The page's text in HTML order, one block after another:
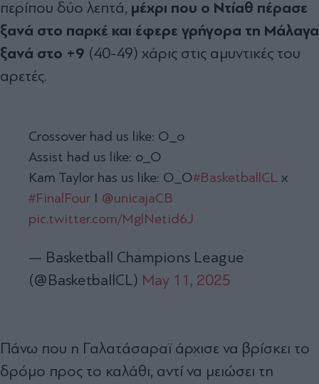
περίπου δύο λεπτά, μέχρι που ο Ντίαθ πέρασε
ξανά στο παρκέ και έφερε γρήγορα τη Μάλαγα
ξανά στο +9 (40-49) χάρις στις αμυντικές του
αρετές.
Crossover had us like: O_o
Assist had us like: o_O
Kam Taylor has us like: O_O#BasketballCL x
#FinalFour I @unicajaCB
pic.twitter.com/MglNetid6J
— Basketball Champions League
(@BasketballCL) May 11, 2025
Πάνω που η Γαλατάσαραϊ άρχισε να βρίσκει το
δρόμο προς το καλάθι, αντί να μειώσει τη